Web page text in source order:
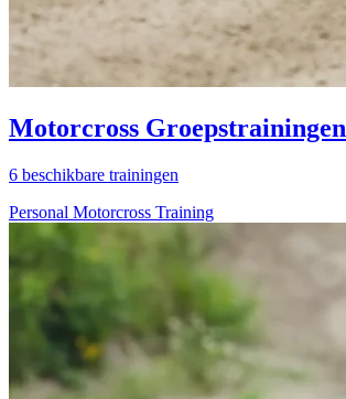
Motorcross Groepstrainingen
6 beschikbare trainingen
Personal Motorcross Training